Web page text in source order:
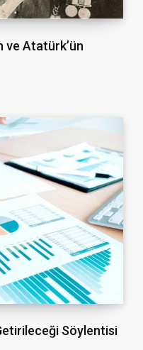
ve Atatürk’ün
Söylentisi